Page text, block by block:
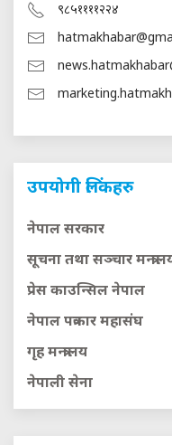
९८५११११२२४
उपयोगी लिंकहरु
नेपाल सरकार
सूचना तथा सञ्चार
प्रेस काउन्सिल नेपाल
नेपाल पत्रकार महासंघ
गृह मन्त्रालय
नेपाली सेना